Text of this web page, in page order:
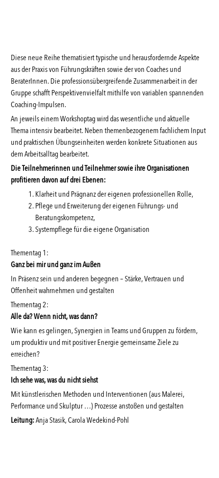
Diese neue Reihe thematisiert typische und herausfordernde Aspekte
aus der Praxis von Führungskräften sowie der von Coaches und
BeraterInnen. Die professionsübergreifende Zusammenarbeit in der
Gruppe schafft Perspektivenvielfalt mithilfe von variablen spannenden
Coaching­-Impulsen.
An jeweils einem Workshoptag wird das wesentliche und aktuelle
Thema intensiv bearbeitet. Neben themenbezogenem fachlichem Input
und praktischen Übungseinheiten werden konkrete Situationen aus
dem Arbeitsalltag bearbeitet.
Die Teilnehmerinnen und Teilnehmer sowie ihre Organisationen
profitieren davon auf drei Ebenen:
Klarheit und Prägnanz der eigenen professionellen Rolle,
Pflege und Erweiterung der eigenen Führungs- und
Beratungskompetenz,
Systempflege für die eigene Organisation
Thementag 1:
Ganz bei mir und ganz im Außen
In Präsenz sein und anderen begegnen – Stärke, Vertrauen und
Offenheit wahrnehmen und gestalten
Thementag 2:
Alle da? Wenn nicht, was dann?
Wie kann es gelingen, Synergien in Teams und Gruppen zu fördern,
um produktiv und mit positiver Energie gemeinsame Ziele zu
erreichen?
Thementag 3:
Ich sehe was, was du nicht siehst
Mit künstlerischen Methoden und Interventionen (aus Malerei,
Performance und Skulptur …) Prozesse anstoßen und gestalten
Leitung:Anja Stasik, Carola Wedekind-Pohl